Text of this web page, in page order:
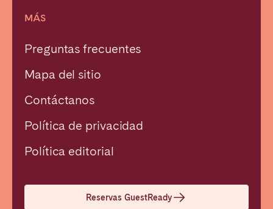
MÁS
Preguntas frecuentes
Mapa del sitio
Contáctanos
Política de privacidad
Política editorial
Reservas GuestReady
Seleccionar idioma